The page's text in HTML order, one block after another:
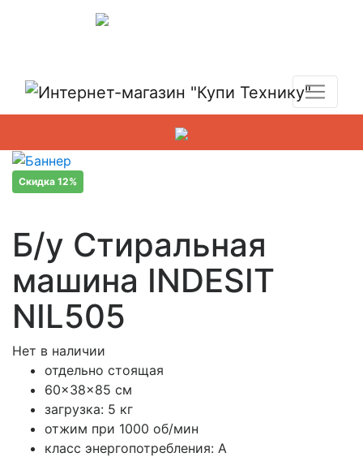
Скидка 12%
Б/у Стиральная
машина INDESIT
NIL505
Нет в наличии
отдельно стоящая
60x38x85 см
загрузка: 5 кг
отжим при 1000 об/мин
класс энергопотребления: A